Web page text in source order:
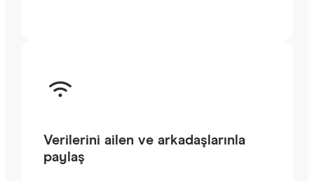
Verilerini ailen ve arkadaşlarınla
paylaş